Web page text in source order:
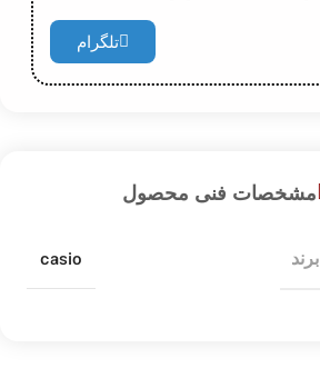
تلگرام
مشخصات فنی محصول
برند casio